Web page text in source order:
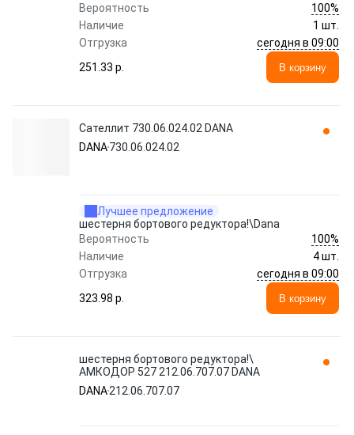
Вероятность
100%
Наличие
1 шт.
Отгрузка
сегодня в 09:00
251.33 p.
В корзину
Сателлит 730.06.024.02 DANA
DANA730.06.024.02
Лучшее предложение
шестерня бортового редуктора!\Dana
Вероятность
100%
Наличие
4 шт.
Отгрузка
сегодня в 09:00
323.98 p.
В корзину
шестерня бортового редуктора!\
АМКОДОР 527 212.06.707.07 DANA
DANA212.06.707.07